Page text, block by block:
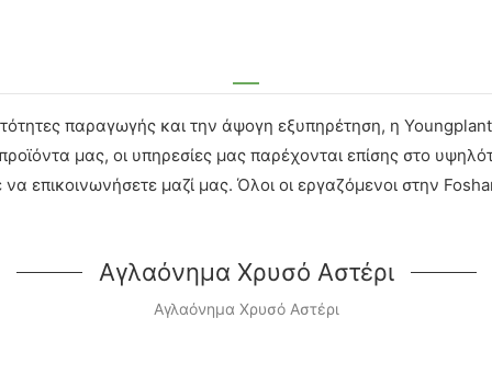
παραγωγής και την άψογη εξυπηρέτηση, η
μας, οι υπηρεσίες μας παρέχονται επίσης στο
επικοινωνήσετε μαζί μας. Όλοι οι εργαζόμενοι στην
Αγλαόνημα Χρυσό Αστέρι
Αγλαόνημα Χρυσό Αστέρι